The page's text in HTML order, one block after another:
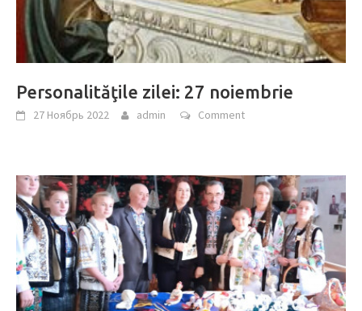
Personalităţile zilei: 27 noiembrie
27 Ноябрь 2022 admin Comment